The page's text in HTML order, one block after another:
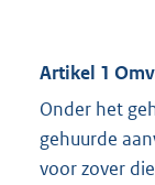
Artikel 1
Onder het
gehuurde
voor zover